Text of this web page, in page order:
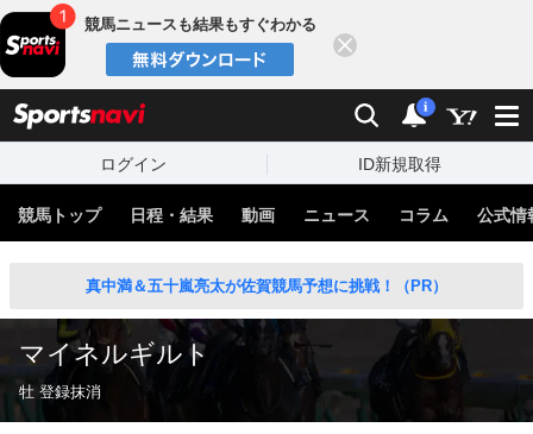
競馬ニュースも結果もすぐわかる
検索 通知
i
ログイン ID新規取得
競馬トップ 日程・結果 動画 ニュース コラム 公式情
真中満＆五十嵐亮太が佐賀競馬予想に挑戦！（PR）
マイネルギルト
牡 登録抹消